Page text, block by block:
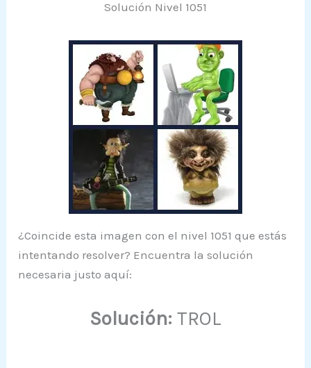
Solución Nivel 1051
¿Coincide esta imagen con el nivel 1051 que estás
intentando resolver? Encuentra la solución
necesaria justo aquí:
Solución: TROL